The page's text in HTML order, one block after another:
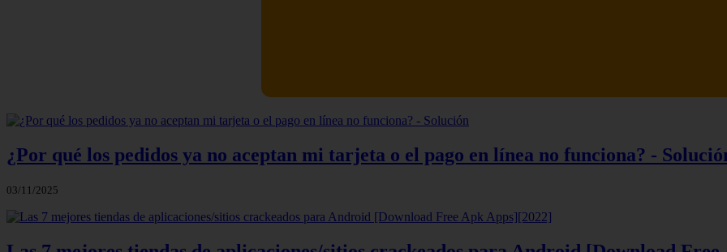
¿Por qué los pedidos ya no aceptan mi tarjeta o el pago en línea no funciona? -
03/11/2025